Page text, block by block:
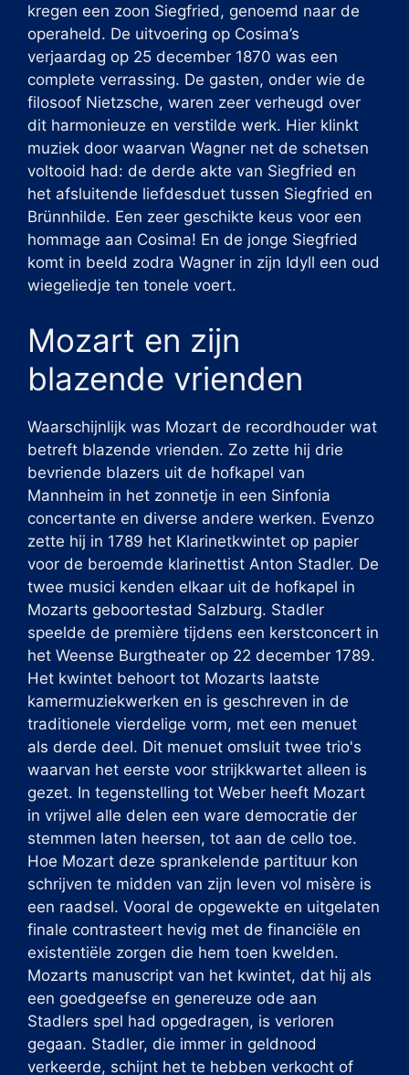
kregen een zoon Siegfried, genoemd naar de
operaheld. De uitvoering op Cosima’s
verjaardag op 25 december 1870 was een
complete verrassing. De gasten, onder wie de
filosoof Nietzsche, waren zeer verheugd over
dit harmonieuze en verstilde werk. Hier klinkt
muziek door waarvan Wagner net de schetsen
voltooid had: de derde akte van Siegfried en
het afsluitende liefdesduet tussen Siegfried en
Brünnhilde. Een zeer geschikte keus voor een
hommage aan Cosima! En de jonge Siegfried
komt in beeld zodra Wagner in zijn Idyll een oud
wiegeliedje ten tonele voert.
Mozart en zijn
blazende vrienden
Waarschijnlijk was Mozart de recordhouder wat
betreft blazende vrienden. Zo zette hij drie
bevriende blazers uit de hofkapel van
Mannheim in het zonnetje in een Sinfonia
concertante en diverse andere werken. Evenzo
zette hij in 1789 het Klarinetkwintet op papier
voor de beroemde klarinettist Anton Stadler. De
twee musici kenden elkaar uit de hofkapel in
Mozarts geboortestad Salzburg. Stadler
speelde de première tijdens een kerstconcert in
het Weense Burgtheater op 22 december 1789.
Het kwintet behoort tot Mozarts laatste
kamermuziekwerken en is geschreven in de
traditionele vierdelige vorm, met een menuet
als derde deel. Dit menuet omsluit twee trio's
waarvan het eerste voor strijkkwartet alleen is
gezet. In tegenstelling tot Weber heeft Mozart
in vrijwel alle delen een ware democratie der
stemmen laten heersen, tot aan de cello toe.
Hoe Mozart deze sprankelende partituur kon
schrijven te midden van zijn leven vol misère is
een raadsel. Vooral de opgewekte en uitgelaten
finale contrasteert hevig met de financiële en
existentiële zorgen die hem toen kwelden.
Mozarts manuscript van het kwintet, dat hij als
een goedgeefse en genereuze ode aan
Stadlers spel had opgedragen, is verloren
gegaan. Stadler, die immer in geldnood
verkeerde, schijnt het te hebben verkocht of